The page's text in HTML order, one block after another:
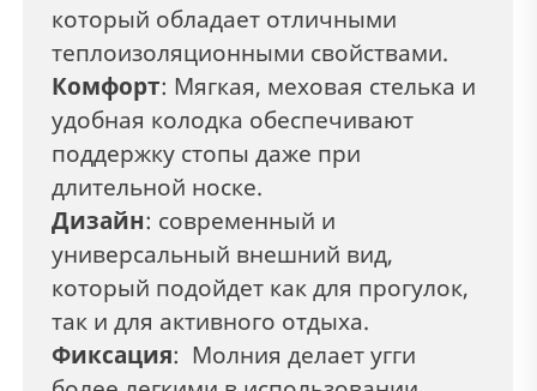
который обладает отличными
теплоизоляционными свойствами.
Комфорт: Мягкая, меховая стелька и
удобная колодка обеспечивают
поддержку стопы даже при
длительной носке.
Дизайн: современный и
универсальный внешний вид,
который подойдет как для прогулок,
так и для активного отдыха.
Фиксация: Молния делает угги